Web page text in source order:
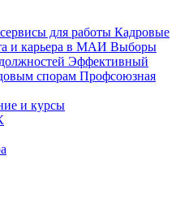
для работы Кадровые
и карьера в МАИ Выборы
Эффективный
спорам Профсоюзная
и курсы